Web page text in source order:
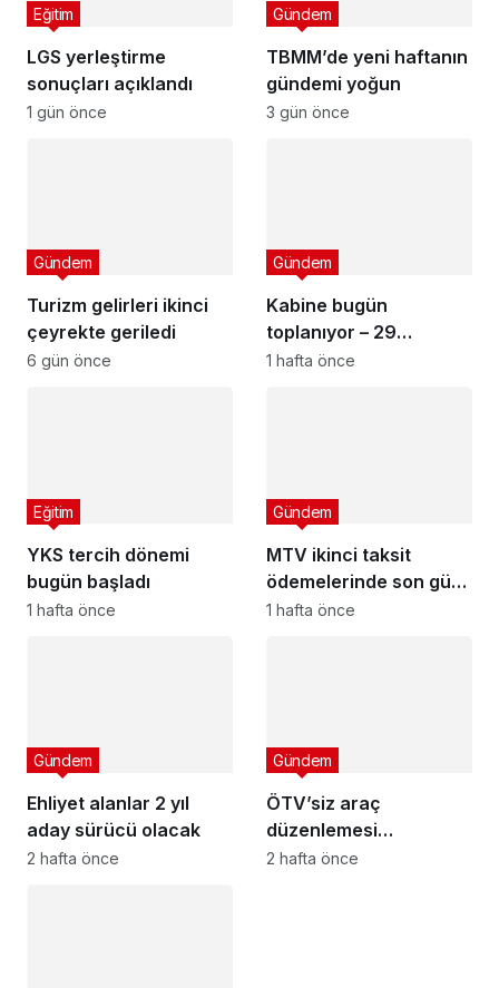
LGS yerleştirme
sonuçları açıklandı
Eğitim
1 gün önce
TBMM’de yeni haftanın
gündemi yoğun
Gündem
3 gün önce
Turizm gelirleri ikinci
çeyrekte geriledi
Gündem
6 gün önce
Kabine bugün
toplanıyor – 29
Temmuz 2026
Gündem
1 hafta önce
YKS tercih dönemi
bugün başladı
Eğitim
1 hafta önce
MTV ikinci taksit
ödemelerinde son gün
cuma
Gündem
1 hafta önce
Ehliyet alanlar 2 yıl
aday sürücü olacak
Gündem
2 hafta önce
ÖTV’siz araç
düzenlemesi
Meclis’ten geçti mi?
Gündem
2 hafta önce